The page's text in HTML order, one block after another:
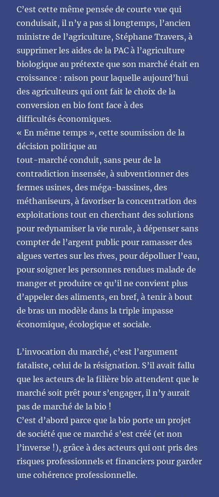
C’est cette même pensée de courte vue qui
conduisait, il n’y a pas si longtemps, l’ancien
ministre de l’agriculture, Stéphane Travers, à
supprimer les aides de la PAC à l’agriculture
biologique au prétexte que son marché était en
croissance : raison pour laquelle aujourd’hui
des agriculteurs qui ont fait le choix de la
conversion en bio font face à des
difficultés économiques.
« En même temps », cette soumission de la
décision politique au
tout-marché conduit, sans peur de la
contradiction insensée, à subventionner des
fermes usines, des méga-bassines, des
méthaniseurs, à favoriser la concentration des
exploitations tout en cherchant des solutions
pour redynamiser la vie rurale, à dépenser sans
compter de l’argent public pour ramasser des
algues vertes sur les rives, pour dépolluer l’eau,
pour soigner les personnes rendues malade de
manger et produire ce qu’il ne convient plus
d’appeler des aliments, en bref, à tenir à bout
de bras un modèle dans la triple impasse
économique, écologique et sociale.
L’invocation du marché, c’est l’argument
fataliste, celui de la résignation. S’il avait fallu
que les acteurs de la filière bio attendent que le
marché soit prêt pour s’engager, il n’y aurait
pas de marché de la bio !
C’est d’abord parce que la bio porte un projet
de société que ce marché s’est créé (et non
l’inverse !), grâce à des acteurs qui ont pris des
risques professionnels et financiers pour garder
une cohérence professionnelle.